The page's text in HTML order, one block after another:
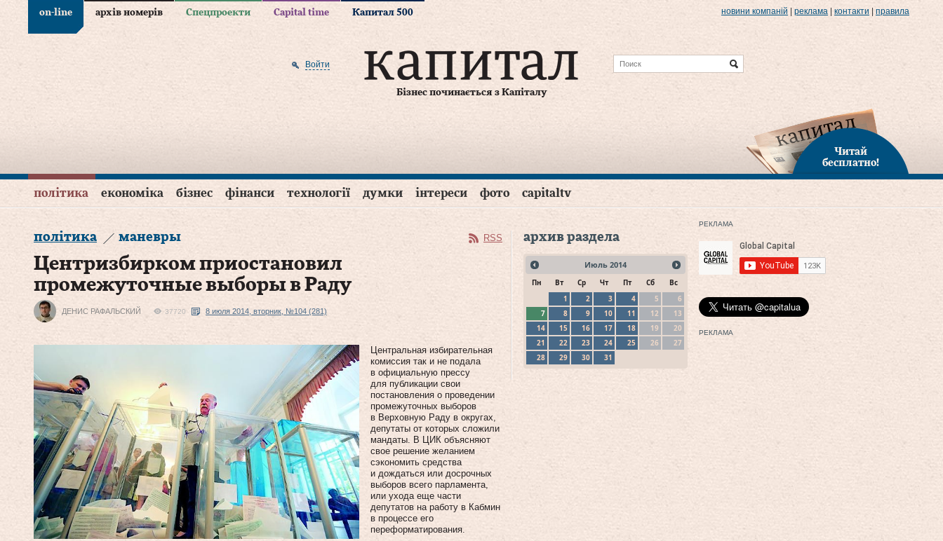
on-line архів номерів Спецпроекти Capital time Капитал 500 новини компаній реклама контакти правила
Бізнес починається з Капіталу
Войти
Читай
бесплатно!
політика економіка бізнес фінанси технології думки інтереси фото capitaltv
політика маневры RSS
Центризбирком приостановил
промежуточные выборы в Раду
ДЕНИС РАФАЛЬСКИЙ 37720 8 июля 2014, вторник, №104 (281)
Центральная избирательная
комиссия так и не подала
в официальную прессу
для публикации свои
постановления о проведении
промежуточных выборов
в Верховную Раду в округах,
депутаты от которых сложили
мандаты. В ЦИК объясняют
свое решение желанием
сэкономить средства
и дождаться или досрочных
выборов всего парламента,
или ухода еще части
депутатов на работу в Кабмин
в процессе его
переформатирования.
архив раздела
Июль 2014
Пн Вт Ср Чт Пт Сб
Вс
1
2 3 4 5
6
7
8 9 10 11 12
13
14
15 16 17 18 19
20
21
22 23 24 25 26
27
28
29 30 31
РЕКЛАМА
РЕКЛАМА